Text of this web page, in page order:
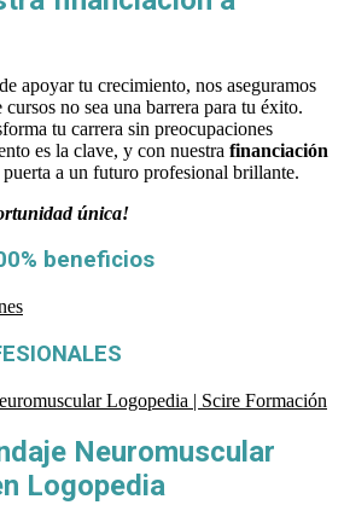
apoyar tu crecimiento, nos aseguramos
no sea una barrera para tu éxito.
tu carrera sin preocupaciones
es la clave, y con nuestra financiación
a un futuro profesional brillante.
única!
beneficios
Neuromuscular
Logopedia